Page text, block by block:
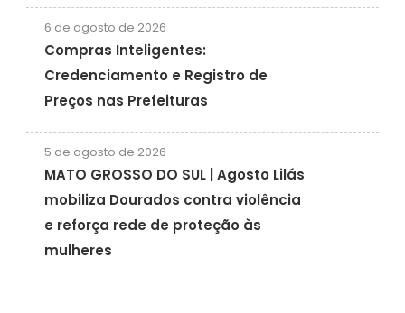
6 de agosto de 2026
Compras Inteligentes:
Credenciamento e Registro de
Preços nas Prefeituras
5 de agosto de 2026
MATO GROSSO DO SUL | Agosto Lilás
mobiliza Dourados contra violência
e reforça rede de proteção às
mulheres